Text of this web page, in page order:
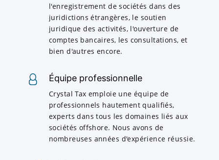
l'enregistrement de sociétés dans des
juridictions étrangères, le soutien
juridique des activités, l'ouverture de
comptes bancaires, les consultations, et
bien d'autres encore.
Équipe professionnelle
Crystal Tax emploie une équipe de
professionnels hautement qualifiés,
experts dans tous les domaines liés aux
sociétés offshore. Nous avons de
nombreuses années d'expérience réussie.